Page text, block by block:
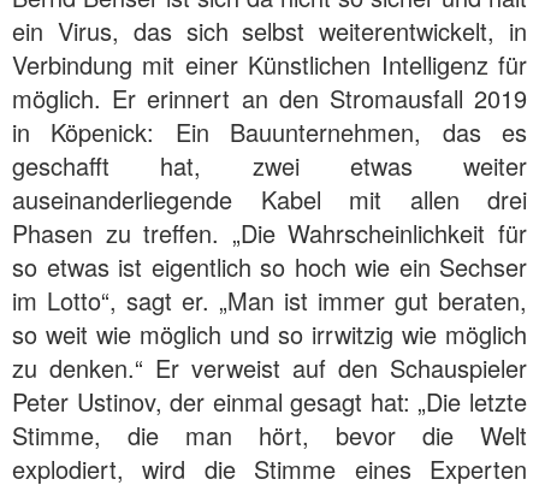
ein Virus, das sich selbst weiterentwickelt, in
Verbindung mit einer Künstlichen Intelligenz für
möglich. Er erinnert an den Stromausfall 2019
in Köpenick: Ein Bauunternehmen, das es
geschafft hat, zwei etwas weiter
auseinanderliegende Kabel mit allen drei
Phasen zu treffen. „Die Wahrscheinlichkeit für
so etwas ist eigentlich so hoch wie ein Sechser
im Lotto“, sagt er. „Man ist immer gut beraten,
so weit wie möglich und so irrwitzig wie möglich
zu denken.“ Er verweist auf den Schauspieler
Peter Ustinov, der einmal gesagt hat: „Die letzte
Stimme, die man hört, bevor die Welt
explodiert, wird die Stimme eines Experten